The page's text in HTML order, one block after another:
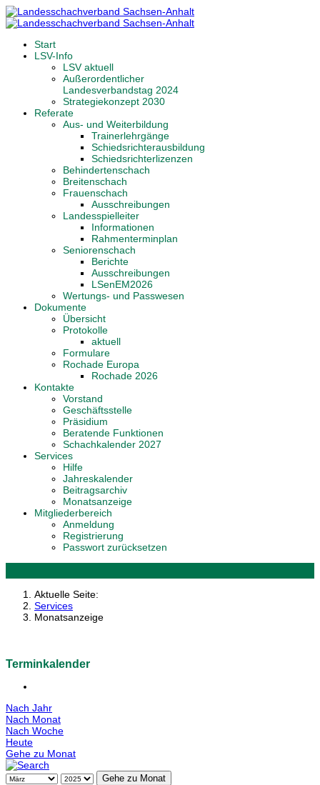
Start
LSV-Info
LSV aktuell
Außerordentlicher
Landesverbandstag 2024
Strategiekonzept 2030
Referate
Aus- und Weiterbildung
Trainerlehrgänge
Schiedsrichterausbildung
Schiedsrichterlizenzen
Behindertenschach
Breitenschach
Frauenschach
Ausschreibungen
Landesspielleiter
Informationen
Rahmenterminplan
Seniorenschach
Berichte
Ausschreibungen
LSenEM2026
Wertungs- und Passwesen
Dokumente
Übersicht
Protokolle
aktuell
Formulare
Rochade Europa
Rochade 2026
Kontakte
Vorstand
Geschäftsstelle
Präsidium
Beratende Funktionen
Schachkalender 2027
Services
Hilfe
Jahreskalender
Beitragsarchiv
Monatsanzeige
Mitgliederbereich
Anmeldung
Registrierung
Passwort zurücksetzen
Aktuelle Seite:
Services
Monatsanzeige
Terminkalender
Nach Jahr
Nach Monat
Nach Woche
Heute
Gehe zu Monat
Gehe zu Monat